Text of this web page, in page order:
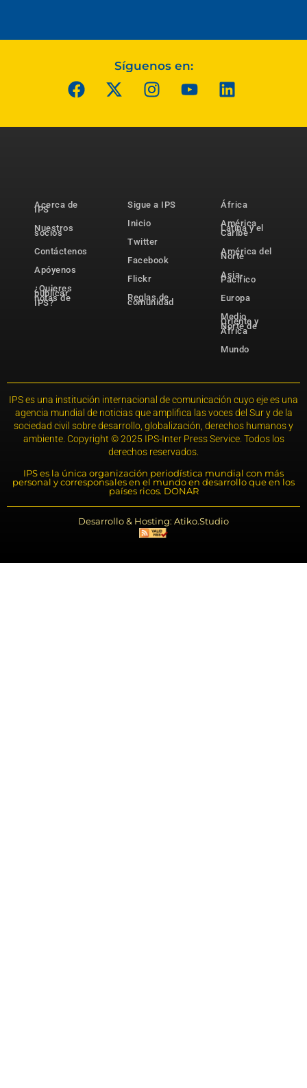
Síguenos en:
Acerca de
IPS
Nuestros
socios
Contáctenos
Apóyenos
¿Quieres
publicar
notas de
IPS?
Sigue a IPS
Inicio
Twitter
Facebook
Flickr
Reglas de
comunidad
África
América
Latina y el
Caribe
América del
Norte
Asia-
Pacífico
Europa
Medio
Oriente y
Norte de
África
Mundo
IPS es una institución internacional de comunicación cuyo eje es una
agencia mundial de noticias que amplifica las voces del Sur y de la
sociedad civil sobre desarrollo, globalización, derechos humanos y
ambiente. Copyright © 2025 IPS-Inter Press Service. Todos los
derechos reservados.
IPS es la única organización periodística mundial con más
personal y corresponsales en el mundo en desarrollo que en los
países ricos. DONAR
Desarrollo & Hosting: Atiko.Studio